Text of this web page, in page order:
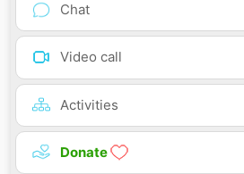
Chat
Video call
Activities
Donate